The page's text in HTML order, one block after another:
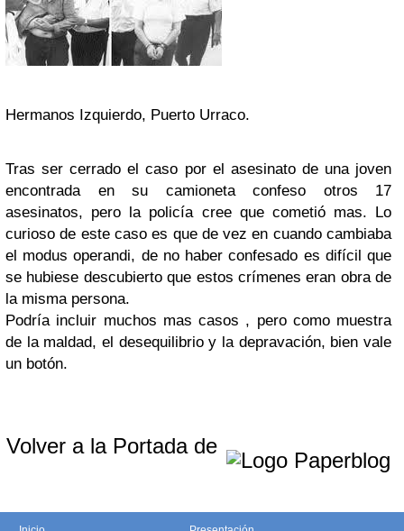
Hermanos Izquierdo, Puerto Urraco.
Tras ser cerrado el caso por el asesinato de una joven
encontrada en su camioneta confeso otros 17
asesinatos, pero la policía cree que cometió mas. Lo
curioso de este caso es que de vez en cuando cambiaba
el modus operandi, de no haber confesado es difícil que
se hubiese descubierto que estos crímenes eran obra de
la misma persona.
Podría incluir muchos mas casos , pero como muestra
de la maldad, el desequilibrio y la depravación, bien vale
un botón.
Volver a la Portada de